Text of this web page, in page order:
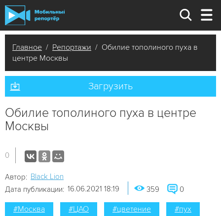
Главное / Репортажи / Обилие тополиного пуха в
центре Москвы
Загрузить
Обилие тополиного пуха в центре
Москвы
0
Автор: Black Lion
Дата публикации: 16.06.2021 18:19 359 0
#Москва #ЦАО #цветение #пух